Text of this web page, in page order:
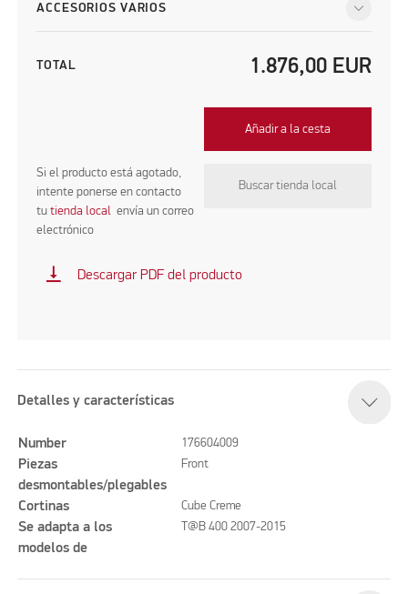
ACCESORIOS VARIOS
TOTAL 1.876,00 EUR
Añadir a la cesta
Si el producto está agotado,
intente ponerse en contacto
tutienda localenvía un correo
electrónico
Buscar tienda local
vertical_align_bottom Descargar PDF del producto
Detalles y características
Number 176604009
Piezas
desmontables/plegables
Front
Cortinas Cube Creme
Se adapta a los
modelos de
T@B 400 2007-2015